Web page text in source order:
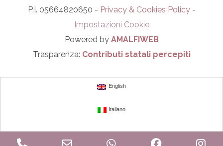
P.I. 05664820650 - Privacy & Cookies Policy-
Impostazioni Cookie
Powered by AMALFIWEB
Trasparenza: Contributi statali percepiti
WhatsApp Facebook
English
Italiano